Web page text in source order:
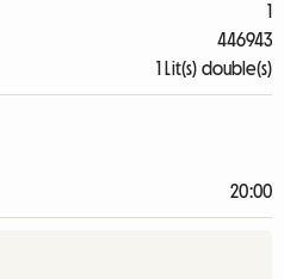
1
446943
1 Lit(s) double(s)
20:00